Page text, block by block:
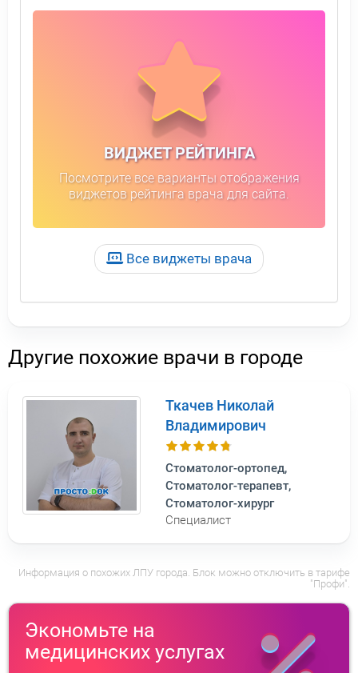
ВИДЖЕТ РЕЙТИНГА
Посмотрите все варианты отображения
виджетов рейтинга врача для сайта.
Все виджеты врача
Другие похожие врачи в городе
Ткачев Николай
Владимирович
Стоматолог-ортопед,
Стоматолог-терапевт,
Стоматолог-хирург
Специалист
Информация о похожих ЛПУ города. Блок можно отключить в тарифе
"Профи".
Экономьте на
медицинских услугах